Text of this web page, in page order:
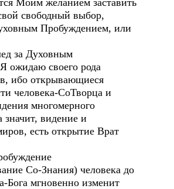
Моим желанием заставить
свободный выбор,
Пробуждением, или
за Духовным
ожидаю своего рода
ибо открывающиеся
человека-СоТворца и
многомерного
значит, видение и
есть открытие Врат
Со-Знания) человека до
Бога мгновенно изменит